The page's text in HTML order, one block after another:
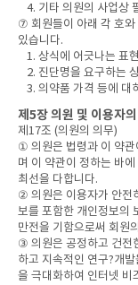
4. 기타 의원의 사업상
⑦ 회원들이 아래 각 호와
있습니다.
1. 상식에 어긋나는 표
2. 진단명을 요구하는
3. 의약품 가격 등에 대
제5장 의원 및 이용자
제17조 (의원의 의무)
① 의원은 법령과 이 약관
며 이 약관이 정하는 바
최선을 다합니다.
② 의원은 이용자가 안전
보를 포함한 개인정보의
만전을 기함으로써 회원
③ 의원은 공정하고 건전
하고 지속적인 연구?개
을 극대화하여 인터넷 비